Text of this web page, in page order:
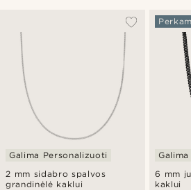
2 mm sidabro spalvos
grandinėlė kaklui
Galima Personalizuoti
6 mm
kaklui